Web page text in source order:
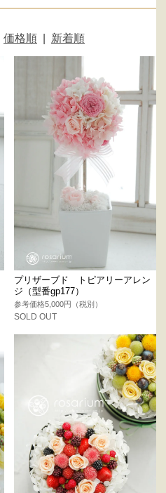
価格順 新着順
プリザーブド トピアリーアレン
ジ（型番gp177）
参考価格5,000円（税別）
SOLD OUT